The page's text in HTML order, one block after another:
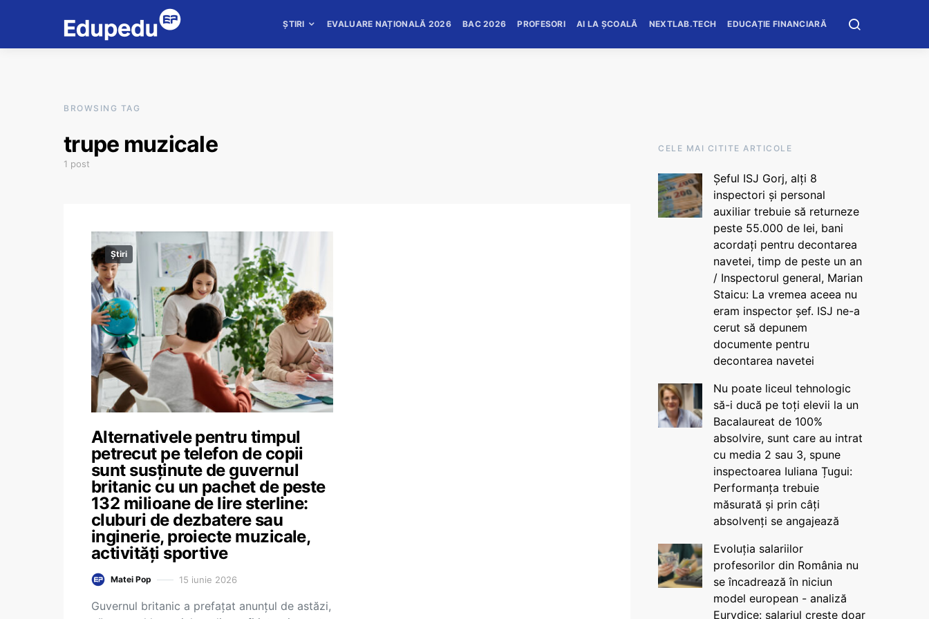
ȘTIRI EVALUARE NAȚIONALĂ 2026 BAC 2026 PROFESORI AI LA ȘCOALĂ NEXTLAB.TECH EDUCAȚIE FINANCIARĂ
BROWSING TAG
trupe muzicale
1 post
Știri
Alternativele pentru timpul
petrecut pe telefon de copii
sunt susținute de guvernul
britanic cu un pachet de peste
132 milioane de lire sterline:
cluburi de dezbatere sau
inginerie, proiecte muzicale,
activități sportive
Matei Pop 15 iunie 2026
Guvernul britanic a prefațat anunțul de astăzi,
CELE MAI CITITE ARTICOLE
Șeful ISJ Gorj, alți 8
inspectori și personal
auxiliar trebuie să returneze
peste 55.000 de lei, bani
acordați pentru decontarea
navetei, timp de peste un an
/ Inspectorul general, Marian
Staicu: La vremea aceea nu
eram inspector șef. ISJ ne-a
cerut să depunem
documente pentru
decontarea navetei
Nu poate liceul tehnologic
să-i ducă pe toți elevii la un
Bacalaureat de 100%
absolvire, sunt care au intrat
cu media 2 sau 3, spune
inspectoarea Iuliana Țugui:
Performanța trebuie
măsurată și prin câți
absolvenți se angajează
Evoluția salariilor
profesorilor din România nu
se încadrează în niciun
model european - analiză
Eurydice: salariul crește doar